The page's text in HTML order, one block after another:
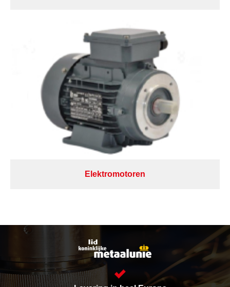
Elektromotoren